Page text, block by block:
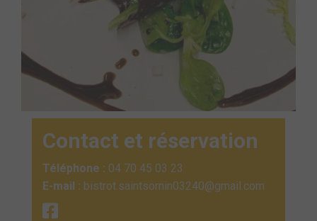
Contact et réservation
Téléphone : 04 70 45 03 23
E-mail : bistrot.saintsornin03240@gmail.com